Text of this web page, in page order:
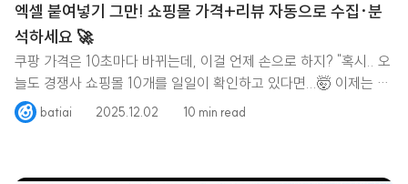
엑셀 붙여넣기 그만! 쇼핑몰 가격+리뷰 자동으로 수집·분
석하세요 🚀
쿠팡 가격은 10초마다 바뀌는데, 이걸 언제 손으로 하지? "혹시.. 오
늘도 경쟁사 쇼핑몰 10개를 일일이 확인하고 있다면...🤯 이제는 자
동화가 꼭
batiai 2025.12.02 10 min read